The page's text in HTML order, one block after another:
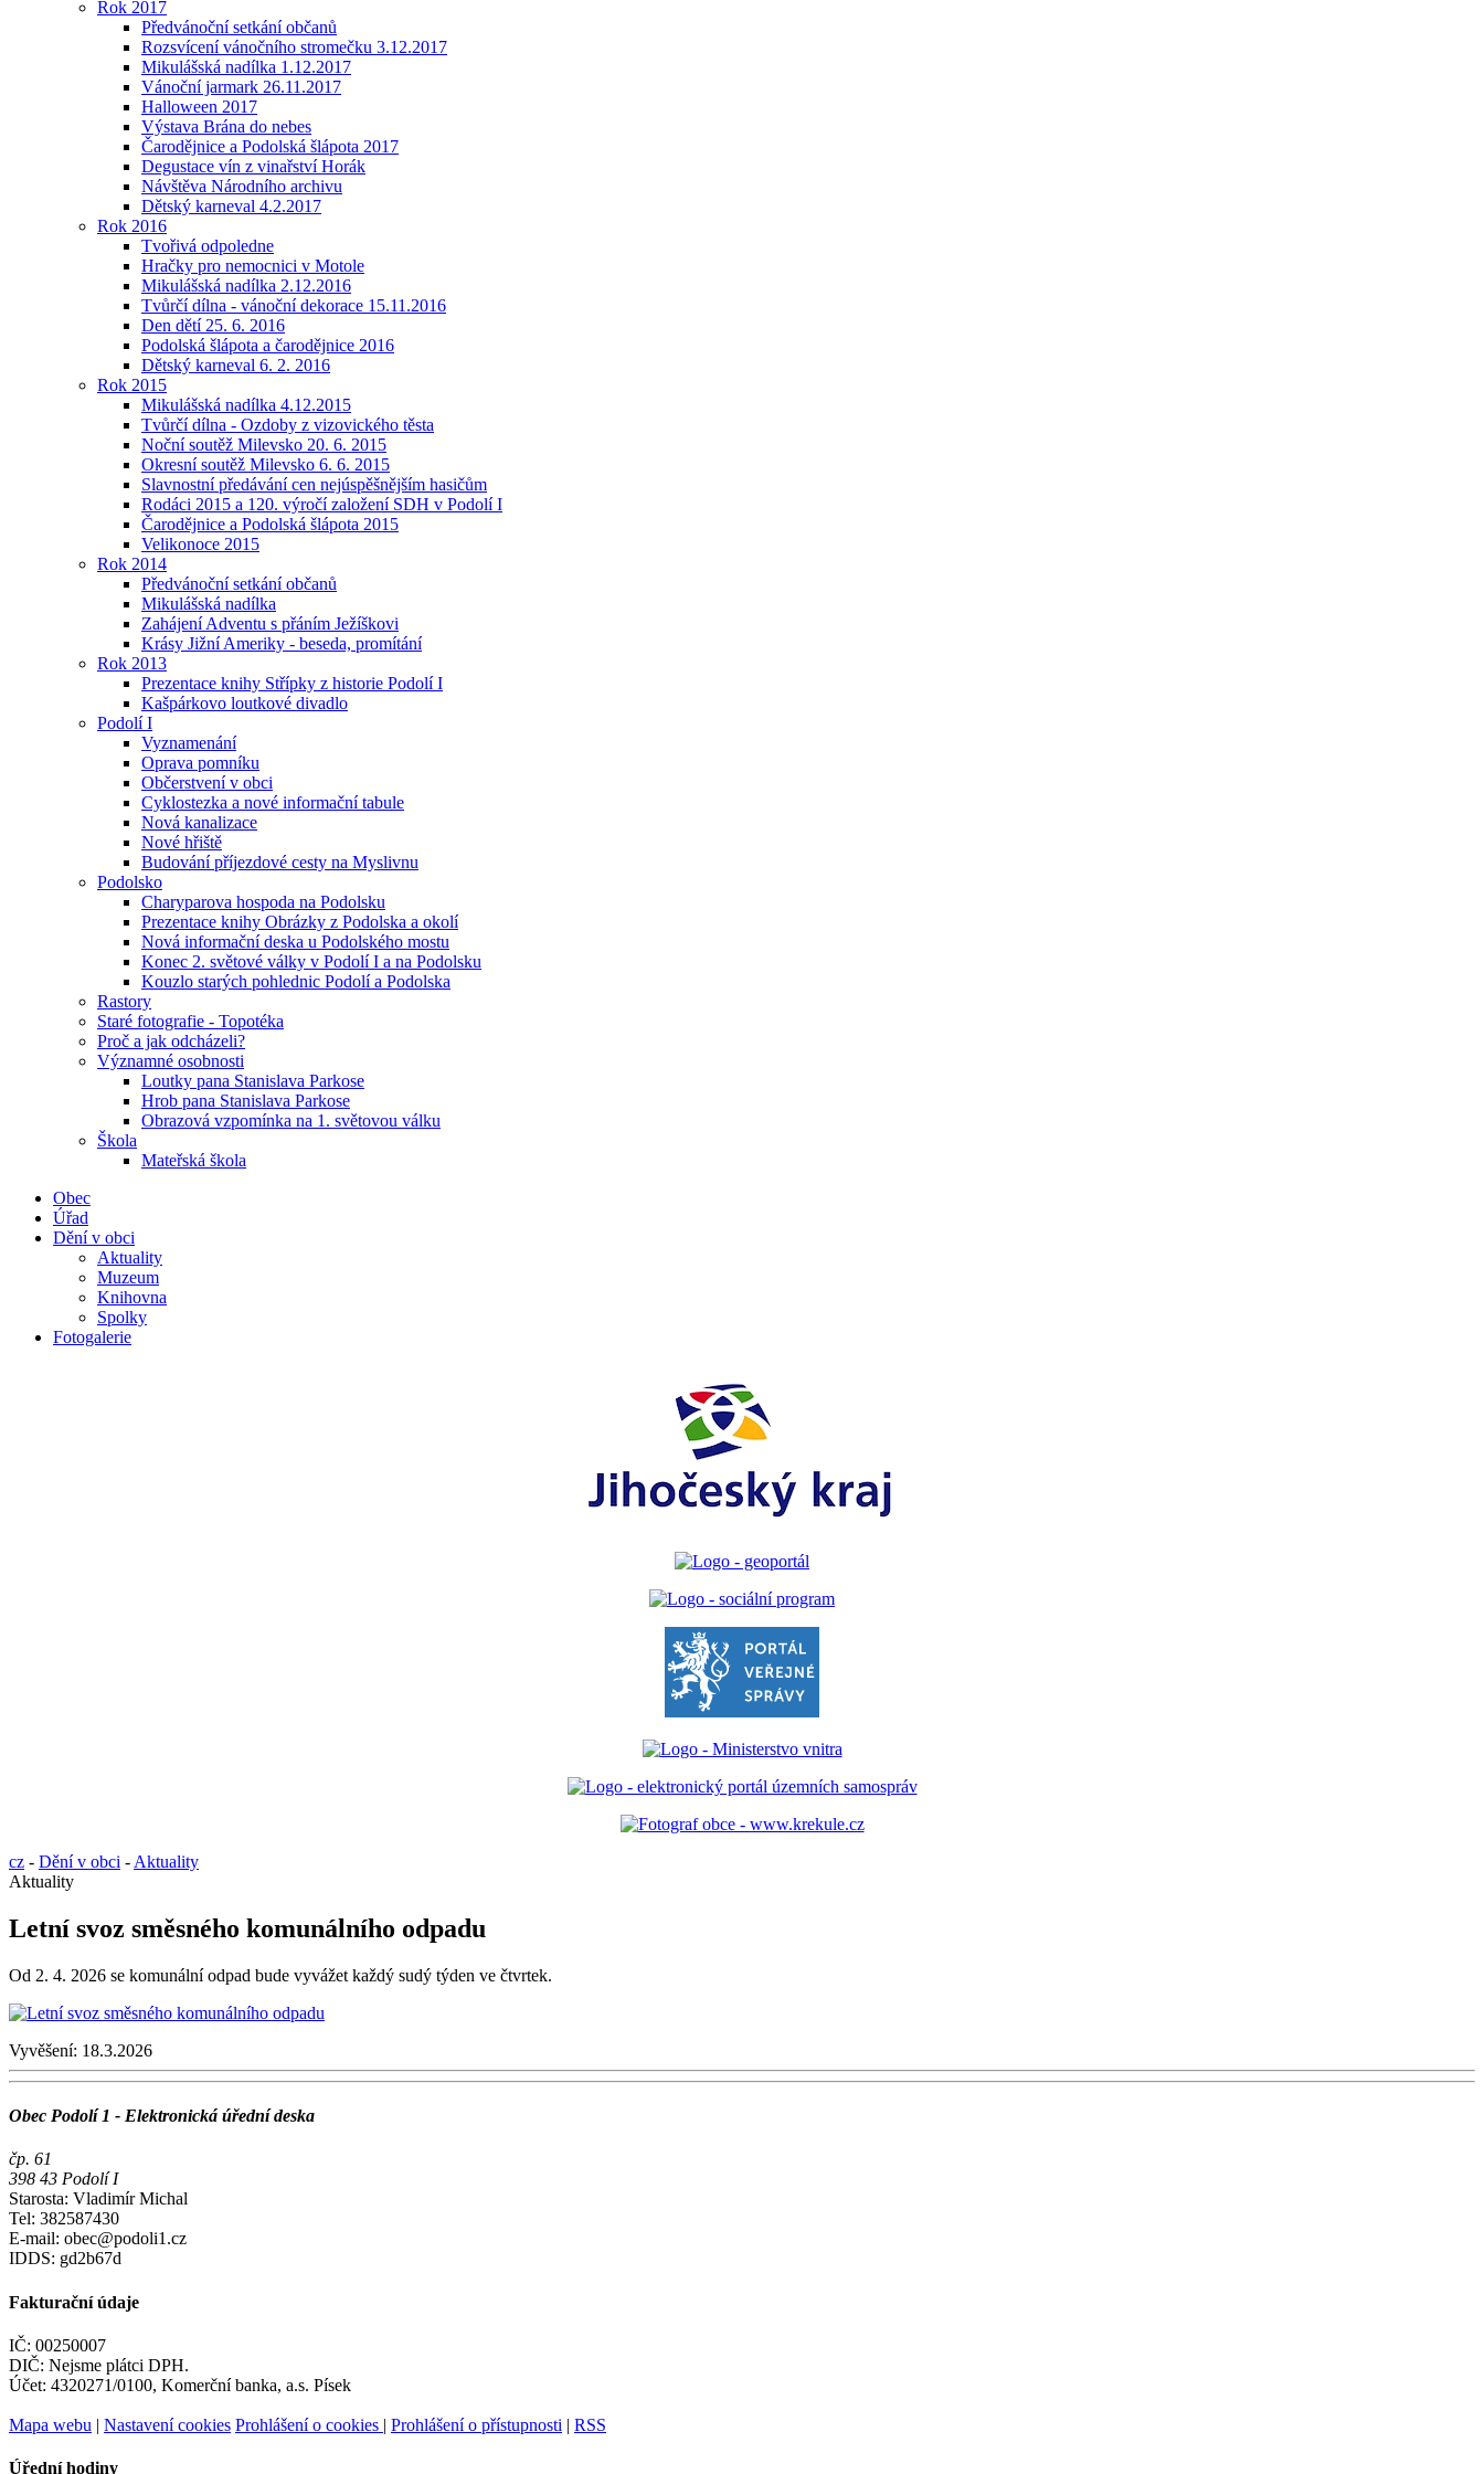
Rok 2017
Předvánoční setkání občanů
Rozsvícení vánočního stromečku 3.12.2017
Mikulášská nadílka 1.12.2017
Vánoční jarmark 26.11.2017
Halloween 2017
Výstava Brána do nebes
Čarodějnice a Podolská šlápota 2017
Degustace vín z vinařství Horák
Návštěva Národního archivu
Dětský karneval 4.2.2017
Rok 2016
Tvořivá odpoledne
Hračky pro nemocnici v Motole
Mikulášská nadílka 2.12.2016
Tvůrčí dílna - vánoční dekorace 15.11.2016
Den dětí 25. 6. 2016
Podolská šlápota a čarodějnice 2016
Dětský karneval 6. 2. 2016
Rok 2015
Mikulášská nadílka 4.12.2015
Tvůrčí dílna - Ozdoby z vizovického těsta
Noční soutěž Milevsko 20. 6. 2015
Okresní soutěž Milevsko 6. 6. 2015
Slavnostní předávání cen nejúspěšnějším hasičům
Rodáci 2015 a 120. výročí založení SDH v Podolí I
Čarodějnice a Podolská šlápota 2015
Velikonoce 2015
Rok 2014
Předvánoční setkání občanů
Mikulášská nadílka
Zahájení Adventu s přáním Ježíškovi
Krásy Jižní Ameriky - beseda, promítání
Rok 2013
Prezentace knihy Střípky z historie Podolí I
Kašpárkovo loutkové divadlo
Podolí I
Vyznamenání
Oprava pomníku
Občerstvení v obci
Cyklostezka a nové informační tabule
Nová kanalizace
Nové hřiště
Budování příjezdové cesty na Myslivnu
Podolsko
Charyparova hospoda na Podolsku
Prezentace knihy Obrázky z Podolska a okolí
Nová informační deska u Podolského mostu
Konec 2. světové války v Podolí I a na Podolsku
Kouzlo starých pohlednic Podolí a Podolska
Rastory
Staré fotografie - Topotéka
Proč a jak odcházeli?
Významné osobnosti
Loutky pana Stanislava Parkose
Hrob pana Stanislava Parkose
Obrazová vzpomínka na 1. světovou válku
Škola
Mateřská škola
Obec
Úřad
Dění v obci
Aktuality
Muzeum
Knihovna
Spolky
Fotogalerie
cz - Dění v obci - Aktuality
Aktuality
Letní svoz směsného komunálního odpadu
Od 2. 4. 2026 se komunální odpad bude vyvážet každý sudý týden ve čtvrtek.
Vyvěšení: 18.3.2026
Obec Podolí 1 - Elektronická úřední deska
čp. 61
398 43 Podolí I
Starosta: Vladimír Michal
Tel: 382587430
E-mail: obec@podoli1.cz
IDDS: gd2b67d
Fakturační údaje
IČ: 00250007
DIČ: Nejsme plátci DPH.
Účet: 4320271/0100, Komerční banka, a.s. Písek
Mapa webu | Nastavení cookies Prohlášení o cookies | Prohlášení o přístupnosti | RSS
Úřední hodiny